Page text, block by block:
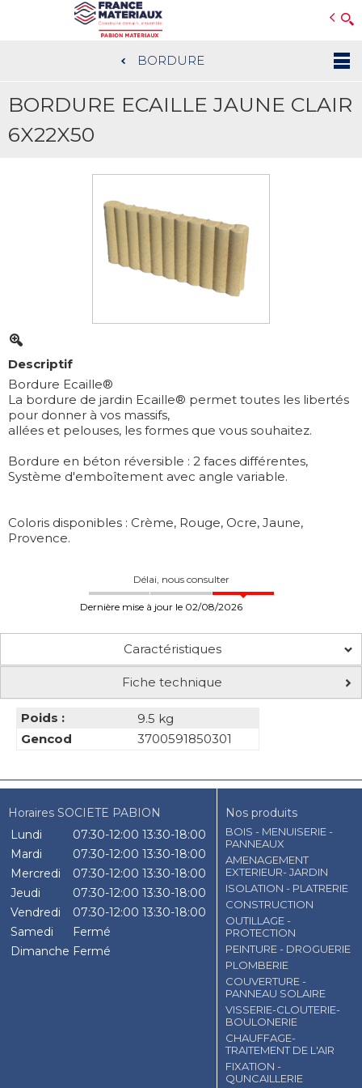
au
contenu
BORDURE
BORDURE ECAILLE JAUNE CLAIR
6X22X50
Descriptif
Bordure Ecaille®
La bordure de jardin Ecaille® permet toutes les libertés
pour donner à vos massifs,
allées et pelouses, les formes que vous souhaitez.
Bordure en béton réversible : 2 faces différentes,
Système d'emboîtement avec angle variable.
Coloris disponibles : Crème, Rouge, Ocre, Jaune,
Provence.
Délai, nous consulter
Dernière mise à jour le 02/08/2026
Caractéristiques
Fiche technique
Poids :
9.5 kg
Gencod
3700591850301
Horaires SOCIETE PABION
Lundi
07:30-12:00 13:30-18:00
Mardi
07:30-12:00 13:30-18:00
Mercredi
07:30-12:00 13:30-18:00
Jeudi
07:30-12:00 13:30-18:00
Vendredi
07:30-12:00 13:30-18:00
Samedi
Fermé
Dimanche Fermé
Nos produits
BOIS - MENUISERIE -
PANNEAUX
AMENAGEMENT
EXTERIEUR- JARDIN
ISOLATION - PLATRERIE
CONSTRUCTION
OUTILLAGE -
PROTECTION
PEINTURE - DROGUERIE
PLOMBERIE
COUVERTURE -
PANNEAU SOLAIRE
VISSERIE-CLOUTERIE-
BOULONERIE
CHAUFFAGE-
TRAITEMENT DE L'AIR
FIXATION -
QUNCAILLERIE